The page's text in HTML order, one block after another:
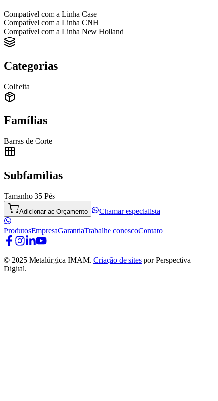
Compatível com a Linha Case
Compatível com a Linha CNH
Compatível com a Linha New Holland
Categorias
Colheita
Famílias
Barras de Corte
Subfamílias
Tamanho 35 Pés
Adicionar ao Orçamento Chamar especialista
ProdutosEmpresaGarantiaTrabalhe conoscoContato
© 2025 Metalúrgica IMAM. Criação de sites por Perspectiva
Digital.